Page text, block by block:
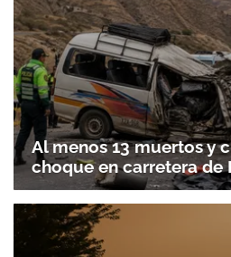
Al menos 13 muertos y
choque en carretera de